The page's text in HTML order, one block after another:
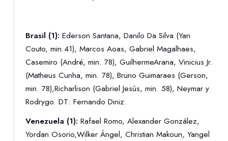
Brasil (1):Ederson Santana, Danilo Da Silva (Yan
Couto, min.41), Marcos Aoas, Gabriel Magalhaes,
Casemiro (André, min. 78), GuilhermeArana, Vinicius Jr.
(Matheus Cunha, min. 78), Bruno Guimaraes (Gerson,
min. 78),Richarlison (Gabriel Jesús, min. 58), Neymar y
Rodrygo. DT: Fernando Diniz.
Venezuela (1):Rafael Romo, Alexander González,
Yordan Osorio,Wilker Ángel, Christian Makoun, Yangel